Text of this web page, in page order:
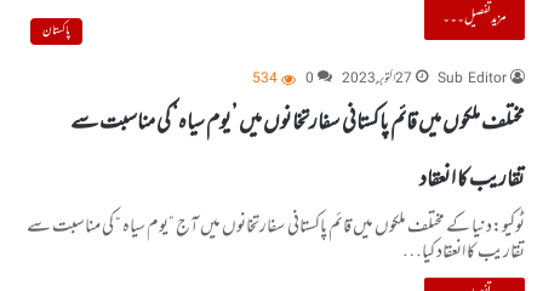
مزید تفصیل۔۔۔
پاکستان
Sub Editor
27 اکتوبر, 2023 0
534
مختلف ملکوں میں قائم پاکستانی سفارتخانوں میں ’یوم سیاہ‘ کی مناسبت سے
تقاریب کا انعقاد
ٹوکیو:دنیا کے مختلف ملکوں میں قائم پاکستانی سفارتخانوں میں آج ”یوم سیاہ “ کی مناسبت سے
تقاریب کا انعقاد کیا…